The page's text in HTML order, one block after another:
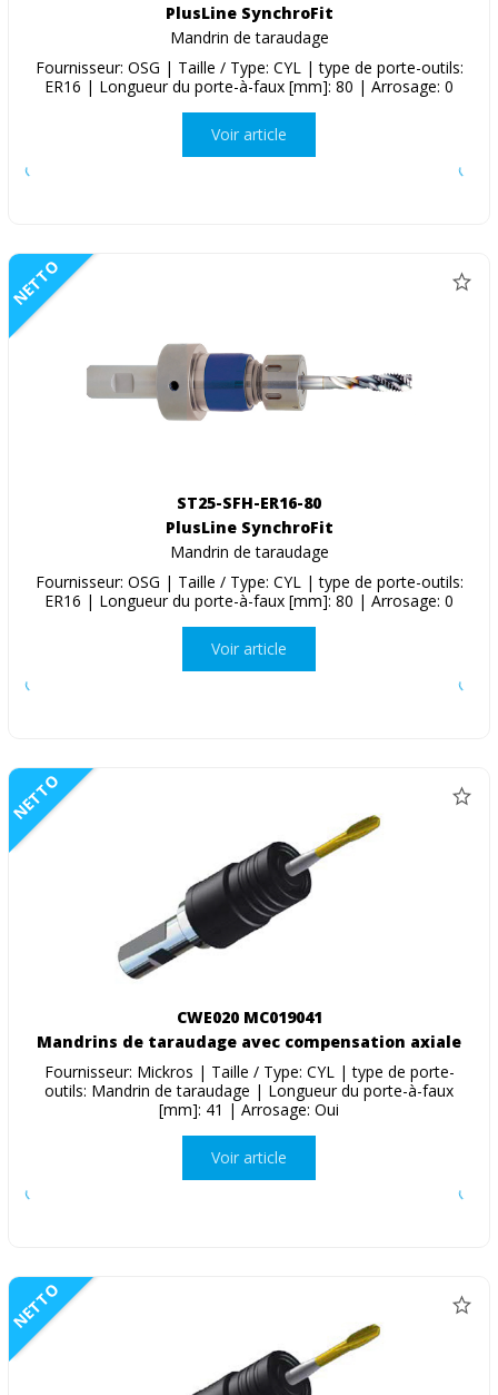
PlusLine SynchroFit
Mandrin de taraudage
Fournisseur: OSG | Taille / Type: CYL | type de porte-outils:
ER16 | Longueur du porte-à-faux [mm]: 80 | Arrosage: 0
Voir article
NETTO
ST25-SFH-ER16-80
PlusLine SynchroFit
Mandrin de taraudage
Fournisseur: OSG | Taille / Type: CYL | type de porte-outils:
ER16 | Longueur du porte-à-faux [mm]: 80 | Arrosage: 0
Voir article
NETTO
CWE020 MC019041
Mandrins de taraudage avec compensation axiale
Fournisseur: Mickros | Taille / Type: CYL | type de porte-
outils: Mandrin de taraudage | Longueur du porte-à-faux
[mm]: 41 | Arrosage: Oui
Voir article
NETTO